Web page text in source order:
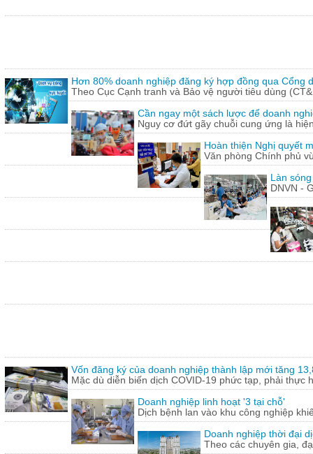
Hơn 80% doanh nghiệp đăng ký hợp đồng qua Cổng
Theo Cục Cạnh tranh và Bảo vệ người tiêu dùng
Cần ngay một sách lược để doanh
Nguy cơ đứt gãy chuỗi cung ứng là
Hoàn thiện Nghị quyết
Văn phòng Chính phủ
Làn
DNVN -
Vốn đăng ký của doanh nghiệp thành lập mới tăng
Mặc dù diễn biến dịch COVID-19 phức tạp, phải thực
Doanh nghiệp linh hoạt '3 tại chỗ'
Dịch bệnh lan vào khu công nghiệp
Doanh nghiệp thời đại
Theo các chuyên gia,